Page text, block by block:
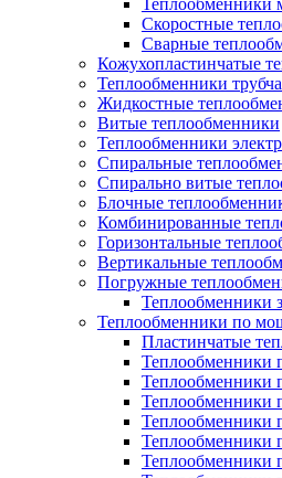
Теплообменники
Скоростные
Сварные
Кожухопластинчатые
Теплообменники
Жидкостные
Витые теплообменники
Теплообменники
Спиральные
Спирально витые
Блочные
Комбинированные
Горизонтальные
Вертикальные
Погружные
Теплообменники
Теплообменники по
Пластинчатые
Теплообменники
Теплообменники
Теплообменники
Теплообменники
Теплообменники
Теплообменники